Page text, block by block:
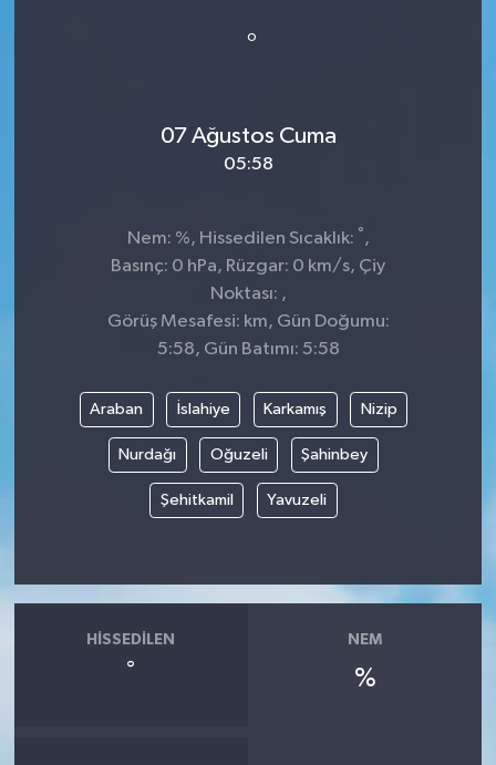
°
07 Ağustos Cuma
05:58
Nem: %, Hissedilen Sıcaklık: ° ,
Basınç: 0 hPa, Rüzgar: 0 km/s, Çiy
Noktası: ,
Görüş Mesafesi: km, Gün Doğumu:
5:58, Gün Batımı: 5:58
Araban İslahiye Karkamış Nizip
Nurdağı Oğuzeli Şahinbey
Şehitkamil Yavuzeli
HISSEDILEN
°
NEM
%
Kültür & Sanat
KURDÎ
Sağlık & Yaşam
Yaşam